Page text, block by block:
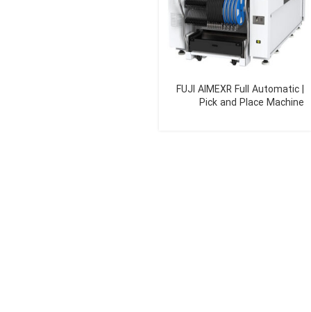
FUJI AIMEXR Full Automatic |
Pick and Place Machine